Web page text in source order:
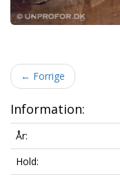
← Forrige
Information:
År:
Hold: